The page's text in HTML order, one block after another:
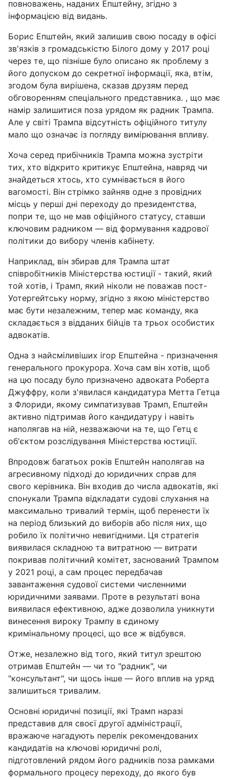
повноважень, наданих Епштейну, згідно з
інформацією від видань.
Борис Епштейн, який залишив свою посаду в офісі
зв'язків з громадськістю Білого дому у 2017 році
через те, що пізніше було описано як проблему з
його допуском до секретної інформації, яка, втім,
згодом була вирішена, сказав друзям перед
обговоренням спеціального представника. , що має
намір залишитися поза урядом як радник Трампа.
Але у світі Трампа відсутність офіційного титулу
мало що означає із погляду вимірювання впливу.
Хоча серед прибічників Трампа можна зустріти
тих, хто відкрито критикує Епштейна, навряд чи
знайдеться хтось, хто сумнівається в його
вагомості. Він стрімко зайняв одне з провідних
місць у перші дні переходу до президентства,
попри те, що не мав офіційного статусу, ставши
ключовим радником — від формування кадрової
політики до вибору членів кабінету.
Наприклад, він збирав для Трампа штат
співробітників Міністерства юстиції - такий, який
той хотів, і Трамп, який ніколи не поважав пост-
Уотергейтську норму, згідно з якою міністерство
має бути незалежним, тепер має команду, яка
складається з відданих бійців та трьох особистих
адвокатів.
Одна з найсміливіших ігор Епштейна - призначення
генерального прокурора. Хоча сам він хотів, щоб
на цю посаду було призначено адвоката Роберта
Джуффру, коли з'явилася кандидатура Метта Гетца
з Флориди, якому симпатизував Трамп, Епштейн
активно підтримав його кандидатуру і навіть
наполягав на ній, незважаючи на те, що Гетц є
об'єктом розслідування Міністерства юстиції.
Впродовж багатьох років Епштейн наполягав на
агресивному підході до юридичних справ для
свого керівника. Він входив до числа адвокатів, які
спонукали Трампа відкладати судові слухання на
максимально тривалий термін, щоб перенести їх
на період близький до виборів або після них, що
робило їх політично невигідними. Ця стратегія
виявилася складною та витратною — витрати
покривав політичний комітет, заснований Трампом
у 2021 році, а сам процес передбачав
завантаження судової системи численними
юридичними заявами. Проте в результаті вона
виявилася ефективною, адже дозволила уникнути
винесення вироку Трампу в єдиному
кримінальному процесі, що все ж відбувся.
Отже, незалежно від того, який титул зрештою
отримав Епштейн — чи то "радник", чи
"консультант", чи щось інше — його вплив на уряд
залишиться тривалим.
Основні юридичні позиції, які Трамп наразі
представив для своєї другої адміністрації,
вражаюче нагадують перелік рекомендованих
кандидатів на ключові юридичні ролі,
підготовлений рядом його радників поза рамками
формального процесу переходу, до якого був